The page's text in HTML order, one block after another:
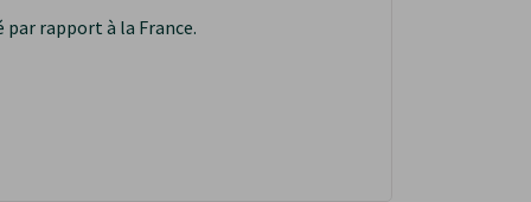
par rapport à la France.